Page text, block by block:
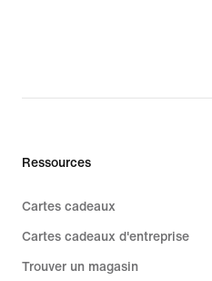
Ressources
Cartes cadeaux
Cartes cadeaux d'entreprise
Trouver un magasin